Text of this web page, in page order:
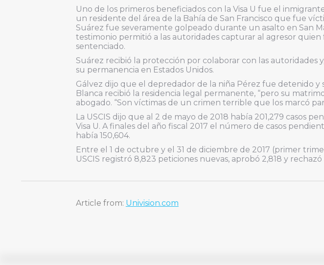
Uno de los primeros beneficiados con la Visa U fue el
un residente del área de la Bahía de San Francisco que fue
Suárez fue severamente golpeado durante un asalto en San
testimonio permitió a las autoridades capturar al agresor
sentenciado.
Suárez recibió la protección por colaborar con las autoridades
su permanencia en Estados Unidos.
Gálvez dijo que el depredador de la niña Pérez fue detenido y
Blanca recibió la residencia legal permanente, “pero su
abogado. “Son víctimas de un crimen terrible que los marcó
La USCIS dijo que al 2 de mayo de 2018 había 201,279 casos
Visa U. A finales del año fiscal 2017 el número de casos
había 150,604.
Entre el 1 de octubre y el 31 de diciembre de 2017 (primer
USCIS registró 8,823 peticiones nuevas, aprobó 2,818 y rechazó
Article from: Univision.com